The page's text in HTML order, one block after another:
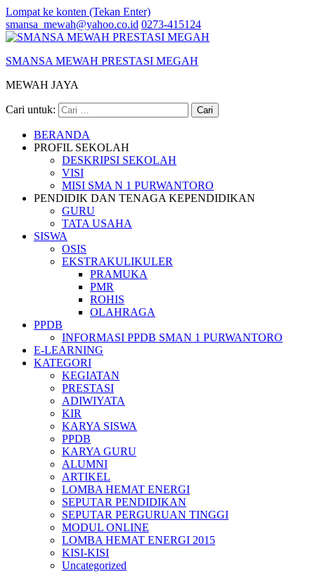
Lompat ke konten (Tekan Enter)
smansa_mewah@yahoo.co.id 0273-415124
SMANSA MEWAH PRESTASI MEGAH
MEWAH JAYA
Cari untuk:
BERANDA
PROFIL SEKOLAH
DESKRIPSI SEKOLAH
VISI
MISI SMA N 1 PURWANTORO
PENDIDIK DAN TENAGA KEPENDIDIKAN
GURU
TATA USAHA
SISWA
OSIS
EKSTRAKULIKULER
PRAMUKA
PMR
ROHIS
OLAHRAGA
PPDB
INFORMASI PPDB SMAN 1 PURWANTORO
E-LEARNING
KATEGORI
KEGIATAN
PRESTASI
ADIWIYATA
KIR
KARYA SISWA
PPDB
KARYA GURU
ALUMNI
ARTIKEL
LOMBA HEMAT ENERGI
SEPUTAR PENDIDIKAN
SEPUTAR PERGURUAN TINGGI
MODUL ONLINE
LOMBA HEMAT ENERGI 2015
KISI-KISI
Uncategorized